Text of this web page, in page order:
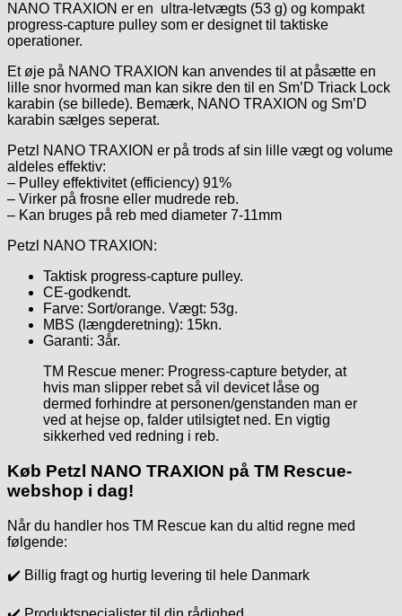
NANO TRAXION er en ultra-letvægts (53 g) og kompakt
progress-capture pulley som er designet til taktiske
operationer.
Et øje på NANO TRAXION kan anvendes til at påsætte en
lille snor hvormed man kan sikre den til en Sm’D Triack Lock
karabin (se billede). Bemærk, NANO TRAXION og Sm’D
karabin sælges seperat.
Petzl NANO TRAXION er på trods af sin lille vægt og volume
aldeles effektiv:
– Pulley effektivitet (efficiency) 91%
– Virker på frosne eller mudrede reb.
– Kan bruges på reb med diameter 7-11mm
Petzl NANO TRAXION:
Taktisk progress-capture pulley.
CE-godkendt.
Farve: Sort/orange. Vægt: 53g.
MBS (længderetning): 15kn.
Garanti: 3år.
TM Rescue mener: Progress-capture betyder, at
hvis man slipper rebet så vil devicet låse og
dermed forhindre at personen/genstanden man er
ved at hejse op, falder utilsigtet ned. En vigtig
sikkerhed ved redning i reb.
Køb Petzl NANO TRAXION på TM Rescue-
webshop i dag!
Når du handler hos TM Rescue kan du altid regne med
følgende:
✔️ Billig fragt og hurtig levering til hele Danmark